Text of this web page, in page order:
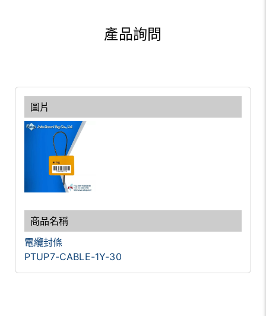
產品詢問
電纜封條
PTUP7-CABLE-1Y-30